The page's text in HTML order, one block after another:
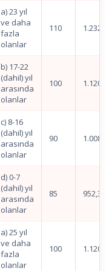
a) 23 yıl
ve daha
fazla
olanlar
110
b) 17-22
(dahil) yıl
arasında
olanlar
100
c) 8-16
(dahil) yıl
arasında
olanlar
90
d) 0-7
(dahil) yıl
arasında
olanlar
85 952,37
a) 25 yıl
ve daha
fazla
olanlar
100